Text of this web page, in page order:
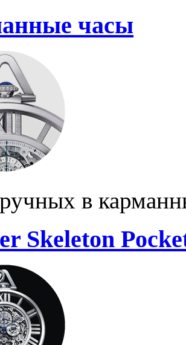
часы
в
Skeleton